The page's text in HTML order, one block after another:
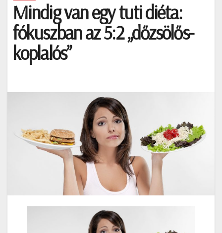
Mindig van egy tuti diéta:
fókuszban az 5:2 „dőzsölős-
koplalós”